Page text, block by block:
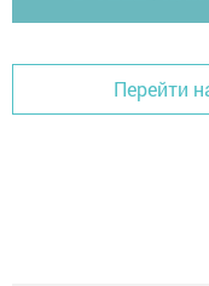
Перейти